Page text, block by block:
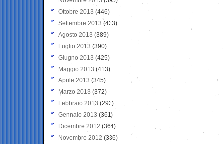
Ottobre 2013 (446)
Settembre 2013 (433)
Agosto 2013 (389)
Luglio 2013 (390)
Giugno 2013 (425)
Maggio 2013 (413)
Aprile 2013 (345)
Marzo 2013 (372)
Febbraio 2013 (293)
Gennaio 2013 (361)
Dicembre 2012 (364)
Novembre 2012 (336)